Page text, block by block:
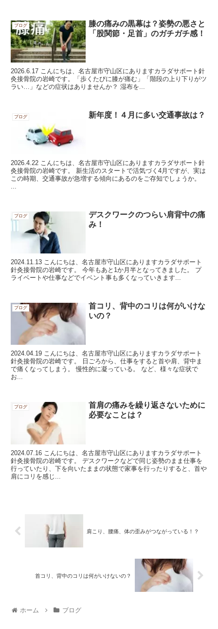
ブログ
膝の痛みの黒幕は？姿勢の悪さと
「股関節・足首」のガチガチ感！
2026.6.17 こんにちは、名古屋市守山区にありますカラダサポート針
灸接骨院の岩崎です。 ​「歩くたびに膝が痛む」「階段の上り下りがツ
ラい…」などの症状はありませんか？ 湿布を...
ブログ 新年度！４月に多い交通事故は？
2026.4.22 こんにちは、名古屋市守山区にありますカラダサポート針
灸接骨院の岩崎です。 新生活のスタートで活気づく4月ですが、実は
この時期、交通事故が急増する傾向にあるのをご存知でしょうか。
ブログ
デスクワークのつらい肩背中の痛
み！
2024.11.13 こんにちは、名古屋市守山区にありますカラダサポート
針灸接骨院の岩崎です。 今年もあと1か月半となってきました。 プ
ライベートや仕事などでイベント事も多くなっていきます...
ブログ
首コリ、背中のコリは何がいけな
いの？
2024.04.19 こんにちは、名古屋市守山区にありますカラダサポート
針灸接骨院の岩崎です。 日ごろから、仕事をすると首や肩、背中ま
で痛くなってしまう。 慢性的に凝っている。 など、様々な症状で
お...
ブログ
首肩の痛みを繰り返さないために
必要なことは？
2024.07.16 こんにちは、名古屋市守山区にありますカラダサポート
針灸接骨院の岩崎です。 デスクワークなどで同じ姿勢のまま仕事を
行っていたり、下を向いたままの状態で家事を行ったりすると、首や
肩にコリを感じ...
肩こり、腰痛、体の歪みがつながっている！？
首コリ、背中のコリは何がいけないの？
ホーム ブログ